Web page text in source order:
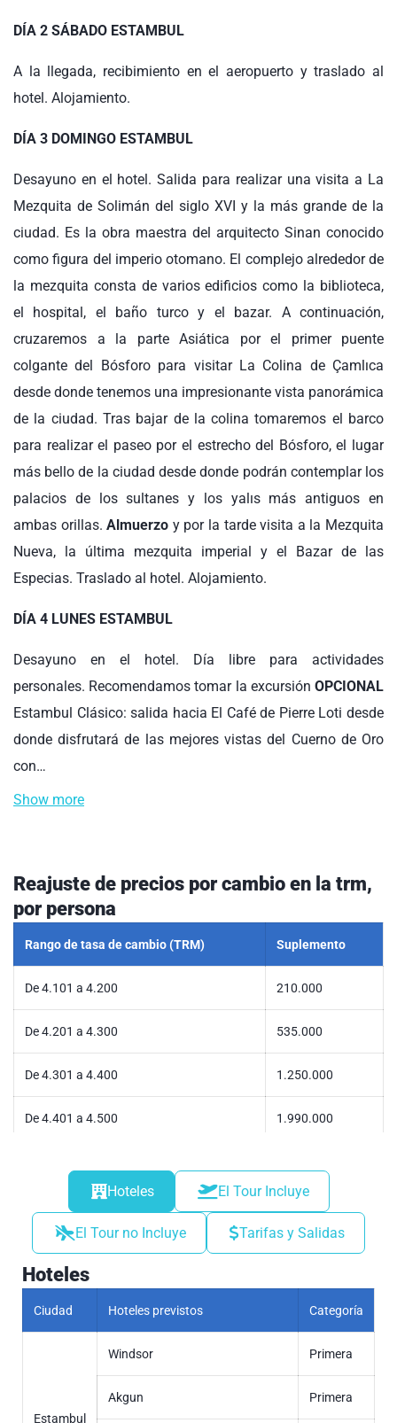
DÍA 2 SÁBADO ESTAMBUL
A la llegada, recibimiento en el aeropuerto y traslado al
hotel. Alojamiento.
DÍA 3 DOMINGO ESTAMBUL
Desayuno en el hotel. Salida para realizar una visita a La
Mezquita de Solimán del siglo XVI y la más grande de la
ciudad. Es la obra maestra del arquitecto Sinan conocido
como figura del imperio otomano. El complejo alrededor de
la mezquita consta de varios edificios como la biblioteca,
el hospital, el baño turco y el bazar. A continuación,
cruzaremos a la parte Asiática por el primer puente
colgante del Bósforo para visitar La Colina de Çamlıca
desde donde tenemos una impresionante vista panorámica
de la ciudad. Tras bajar de la colina tomaremos el barco
para realizar el paseo por el estrecho del Bósforo, el lugar
más bello de la ciudad desde donde podrán contemplar los
palacios de los sultanes y los yalıs más antiguos en
ambas orillas. Almuerzo y por la tarde visita a la Mezquita
Nueva, la última mezquita imperial y el Bazar de las
Especias. Traslado al hotel. Alojamiento.
DÍA 4 LUNES ESTAMBUL
Desayuno en el hotel. Día libre para actividades
personales. Recomendamos tomar la excursión OPCIONAL
Estambul Clásico: salida hacia El Café de Pierre Loti desde
donde disfrutará de las mejores vistas del Cuerno de Oro
con…
Show more
Reajuste de precios por cambio en la trm,
por persona
Rango de tasa de cambio (TRM) Suplemento
De 4.101 a 4.200 210.000
De 4.201 a 4.300 535.000
De 4.301 a 4.400 1.250.000
De 4.401 a 4.500 1.990.000
De 4.601 a 4.700 3.410.000
De 4.701 a 4.800
De 4.801 a 4.900 4.890.000
De 4.901 a 5.000 5.650.000
De 5001 a 5.100 6.390.000
Hoteles El Tour Incluye
El Tour no Incluye Tarifas y Salidas
Hoteles
Ciudad Hoteles previstos Categoría
Estambul
Windsor Primera
Akgun Primera